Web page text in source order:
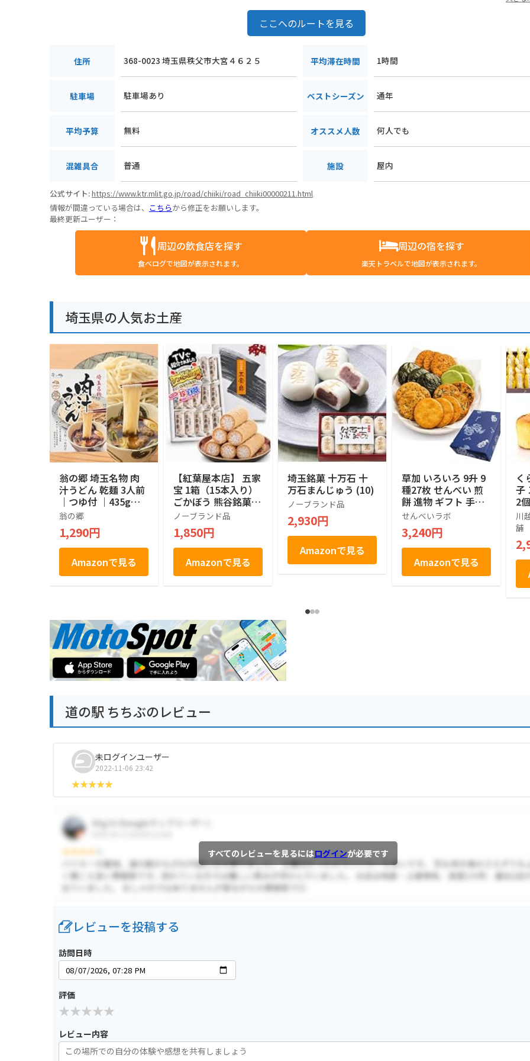
ここへのルートを見る
住所 368-0023 埼玉県秩父市大宮４６２５ 平均滞在時間 1時間
駐車場 駐車場あり ベストシーズン 通年
平均予算 無料 オススメ人数 何人でも
混雑具合 普通 施設 屋内
公式サイト:https://www.ktr.mlit.go.jp/road/chiiki/road_chiiki00000211.html
情報が間違っている場合は、 こちらから修正をお願いします。
最終更新ユーザー：
周辺の飲食店を探す
食べログで地図が表示されます。
周辺の宿を探す
楽天トラベルで地図が表示されます。
埼玉県の人気お土産
翁の郷 埼玉名物 肉
汁うどん 乾麺 3人前
｜つゆ付 ｜435g｜
埼玉県産小麦 使用
翁の郷
1,290円
Amazonで見る
【紅葉屋本店】 五家
宝 1箱（15本入り）
ごかぼう 熊谷銘菓
埼玉銘菓 埼玉3大銘
菓 お菓子 秘密のケ
ンミンSHOW ギフト
個包装
ノーブランド品
1,850円
Amazonで見る
埼玉銘菓 十万石 十
万石まんじゅう (10)
ノーブランド品
2,930円
Amazonで見る
草加 いろいろ 9升 9
種27枚 せんべい 煎
餅 進物 ギフト 手土
産 包装 1箱 多種 伝
統 専門店 国産 うる
ち米 長期保存 軽量
せんべいラボ 製造
埼玉 草加
せんべいラボ
3,240円
Amazonで見る
く
子
2
ん
対
川
舗
道の駅 ちちぶのレビュー
未ログインユーザー
2022-11-06 23:42
すべてのレビューを見るにはログインが必要です
レビューを投稿する
訪問日時
評価
レビュー内容